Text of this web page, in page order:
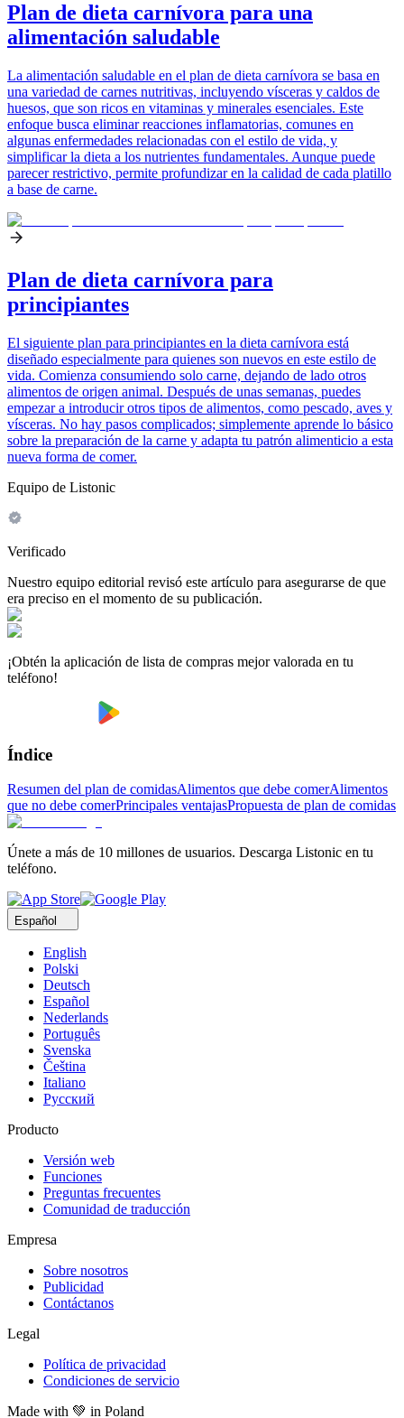
Plan de dieta carnívora para una
alimentación saludable
La alimentación saludable en el plan de dieta carnívora se basa en
una variedad de carnes nutritivas, incluyendo vísceras y caldos de
huesos, que son ricos en vitaminas y minerales esenciales. Este
enfoque busca eliminar reacciones inflamatorias, comunes en
algunas enfermedades relacionadas con el estilo de vida, y
simplificar la dieta a los nutrientes fundamentales. Aunque puede
parecer restrictivo, permite profundizar en la calidad de cada platillo
a base de carne.
Plan de dieta carnívora para
principiantes
El siguiente plan para principiantes en la dieta carnívora está
diseñado especialmente para quienes son nuevos en este estilo de
vida. Comienza consumiendo solo carne, dejando de lado otros
alimentos de origen animal. Después de unas semanas, puedes
empezar a introducir otros tipos de alimentos, como pescado, aves y
vísceras. No hay pasos complicados; simplemente aprende lo básico
sobre la preparación de la carne y adapta tu patrón alimenticio a esta
nueva forma de comer.
Equipo de Listonic
Verificado
Nuestro equipo editorial revisó este artículo para asegurarse de que
era preciso en el momento de su publicación.
¡Obtén la aplicación de lista de compras mejor valorada en tu
teléfono!
Índice
Resumen del plan de comidasAlimentos que debe comerAlimentos
que no debe comerPrincipales ventajasPropuesta de plan de comidas
Únete a más de 10 millones de usuarios. Descarga Listonic en tu
teléfono.
Español
English
Polski
Deutsch
Español
Nederlands
Português
Svenska
Čeština
Italiano
Русский
Producto
Versión web
Funciones
Preguntas frecuentes
Comunidad de traducción
Empresa
Sobre nosotros
Publicidad
Contáctanos
Legal
Política de privacidad
Condiciones de servicio
Made with 💚 in Poland